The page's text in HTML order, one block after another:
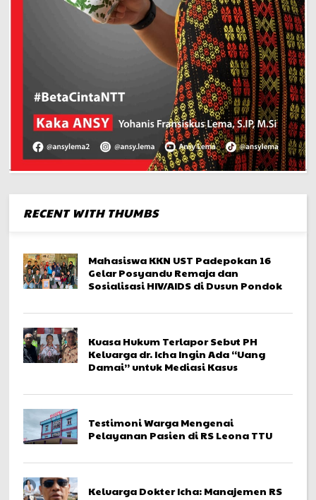
RECENT WITH THUMBS
Mahasiswa KKN UST Padepokan 16
Gelar Posyandu Remaja dan
Sosialisasi HIV/AIDS di Dusun Pondok
Kuasa Hukum Terlapor Sebut PH
Keluarga dr. Icha Ingin Ada “Uang
Damai” untuk Mediasi Kasus
Testimoni Warga Mengenai
Pelayanan Pasien di RS Leona TTU
Keluarga Dokter Icha: Manajemen RS